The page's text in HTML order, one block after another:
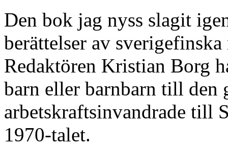
Den bok jag nyss slagit
berättelser av
Redaktören Kristian Borg
barn eller barnbarn till den
arbetskraftsinvandrade till
1970-talet.